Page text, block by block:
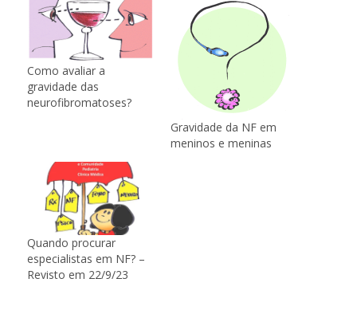
Como avaliar a
gravidade das
neurofibromatoses?
Gravidade da NF em
meninos e meninas
Quando procurar
especialistas em NF? –
Revisto em 22/9/23